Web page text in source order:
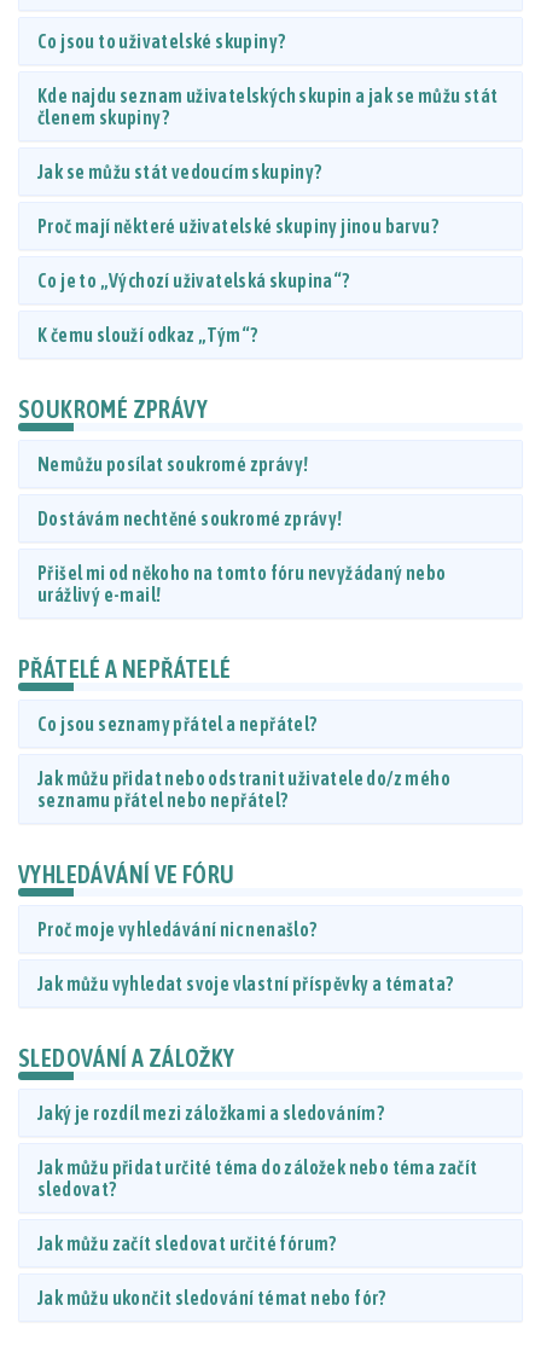
Co jsou to uživatelské skupiny?
Kde najdu seznam uživatelských skupin a jak se můžu stát
členem skupiny?
Jak se můžu stát vedoucím skupiny?
Proč mají některé uživatelské skupiny jinou barvu?
Co je to „Výchozí uživatelská skupina“?
K čemu slouží odkaz „Tým“?
SOUKROMÉ ZPRÁVY
Nemůžu posílat soukromé zprávy!
Dostávám nechtěné soukromé zprávy!
Přišel mi od někoho na tomto fóru nevyžádaný nebo
urážlivý e-mail!
PŘÁTELÉ A NEPŘÁTELÉ
Co jsou seznamy přátel a nepřátel?
Jak můžu přidat nebo odstranit uživatele do/z mého
seznamu přátel nebo nepřátel?
VYHLEDÁVÁNÍ VE FÓRU
Proč moje vyhledávání nic nenašlo?
Jak můžu vyhledat svoje vlastní příspěvky a témata?
SLEDOVÁNÍ A ZÁLOŽKY
Jaký je rozdíl mezi záložkami a sledováním?
Jak můžu přidat určité téma do záložek nebo téma začít
sledovat?
Jak můžu začít sledovat určité fórum?
Jak můžu ukončit sledování témat nebo fór?